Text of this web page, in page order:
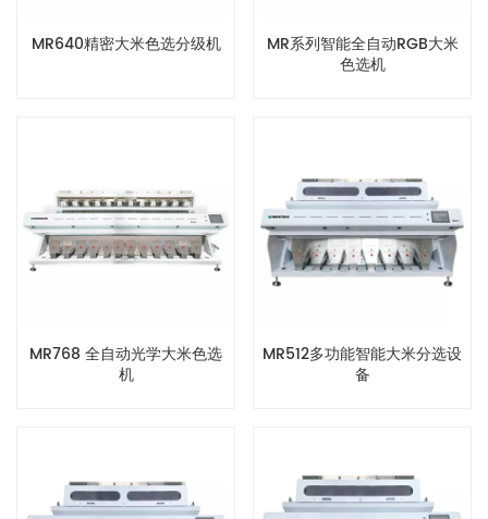
MR640精密大米色选分级机 MR系列智能全自动RGB大米
色选机
MR768 全自动光学大米色选
机
MR512多功能智能大米分选设
备